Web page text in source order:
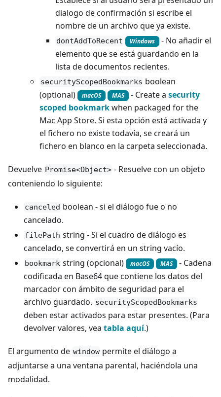
dialogo de confirmación si escribe el
nombre de un archivo que ya existe.
dontAddToRecent Windows
- No añadir el
elemento que se está guardando en la
lista de documentos recientes.
securityScopedBookmarks boolean
(optional)
macOS MAS - Create a security
scoped bookmarkwhen packaged for the
Mac App Store. Si esta opción está activada y
el fichero no existe todavía, se creará un
fichero en blanco en la carpeta seleccionada.
Devuelve Promise<Object> - Resuelve con un objeto
conteniendo lo siguiente:
canceled boolean - si el diálogo fue o no
cancelado.
filePath string - Si el cuadro de diálogo es
cancelado, se convertirá en un string vacío.
bookmark string (opcional) macOS MAS
- Cadena
codificada en Base64 que contiene los datos del
marcador con ámbito de seguridad para el
archivo guardado. securityScopedBookmarks
deben estar activados para estar presentes. (Para
devolver valores, vea tabla aquí.)
El argumento de window permite el diálogo a
adjuntarse a una ventana parental, haciéndola una
modalidad.